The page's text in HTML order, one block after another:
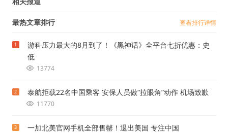
最热文章排行 查看排行详情
1
游科压力最大的8月到了！《黑神话》全平台七折优惠：史
低
13774
2 泰航拒载22名中国乘客 安保人员做“拉眼角”动作 机场致歉
11770
3 一加北美官网手机全部售罄！退出美国 专注中国